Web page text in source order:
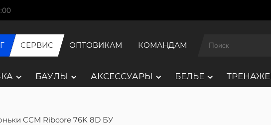
СЕРВИС ОПТОВИКАМ КОМАНДАМ
БАУЛЫ АКСЕССУАРЫ БЕЛЬЕ
CCM Ribcore 76K 8D БУ